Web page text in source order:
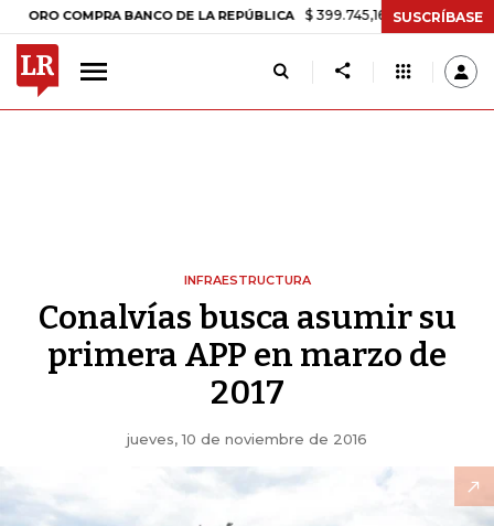
COMPRA BANCO DE LA REPÚBLICA $ 399.745,16 +$ 2.295,71 +0,58%
SUSCRÍBASE
INFRAESTRUCTURA
Conalvías busca asumir su
primera APP en marzo de
2017
jueves, 10 de noviembre de 2016